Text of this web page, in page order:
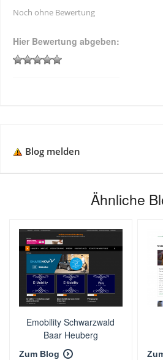
Noch ohne Bewertung
Hier Bewertung abgeben:
Blog melden
Ähnliche
Emobility Schwarzwald
Baar Heuberg
Zum Blog